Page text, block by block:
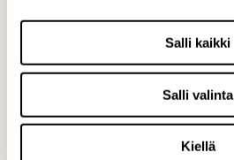
Salli kaikki
Salli valinta
Kiellä
Packaging to Respect Peace